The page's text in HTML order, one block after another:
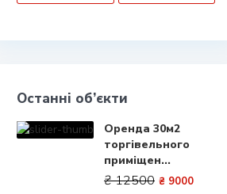
Останні об’єкти
Оренда 30м2
торгівельного
приміщен...
₴ 12500 ₴ 9000